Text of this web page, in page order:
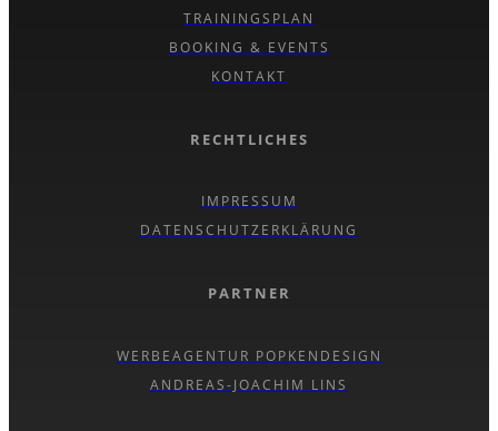
TRAININGSPLAN
BOOKING & EVENTS
KONTAKT
RECHTLICHES
IMPRESSUM
DATENSCHUTZERKLÄRUNG
PARTNER
WERBEAGENTUR POPKENDESIGN
ANDREAS-JOACHIM LINS